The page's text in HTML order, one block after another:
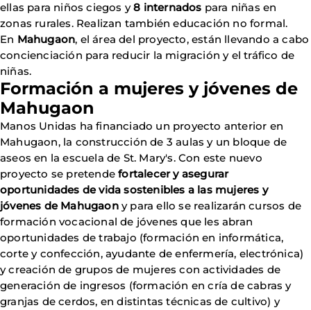
ellas para niños ciegos y8 internados para niñas en
zonas rurales. Realizan también educación no formal.
En Mahugaon, el área del proyecto, están llevando a cabo
concienciación para reducir la migración y el tráfico de
niñas.
Formación a mujeres y jóvenes de
Mahugaon
Manos Unidas ha financiado un proyecto anterior en
Mahugaon, la construcción de 3 aulas y un bloque de
aseos en la escuela de St. Mary's. Con este nuevo
proyecto se pretendefortalecer y asegurar
oportunidades de vida sostenibles a las mujeres y
jóvenes de Mahugaony para ello se realizarán cursos de
formación vocacional de jóvenes que les abran
oportunidades de trabajo (formación en informática,
corte y confección, ayudante de enfermería, electrónica)
y creación de grupos de mujeres con actividades de
generación de ingresos (formación en cría de cabras y
granjas de cerdos, en distintas técnicas de cultivo) y